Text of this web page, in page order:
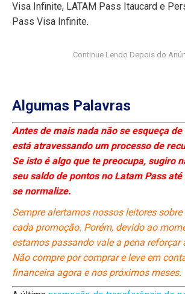
Visa Infinite, LATAM Pass Itaucard e
Pass Visa Infinite.
Algumas Palavras
Antes de mais nada não se esqueça
está atravessando um processo de
Se isto é algo que te preocupa, sugiro
seu saldo de pontos no Latam Pass
se normalize.
Sempre alertamos nossos leitores
cada promoção. Porém, devido ao
estamos passando vale a pena reforçar
Não compre por comprar e leve em
financeira agora e nos próximos meses.